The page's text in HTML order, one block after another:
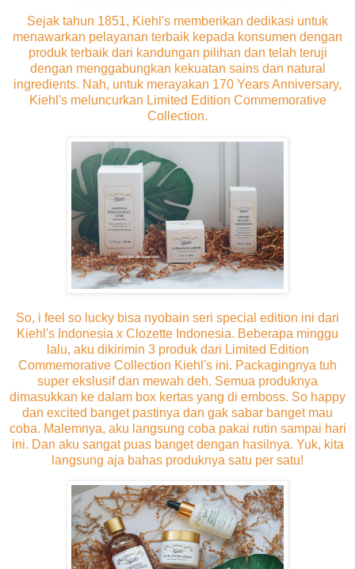
Sejak tahun 1851, Kiehl's memberikan dedikasi untuk
menawarkan pelayanan terbaik kepada konsumen dengan
produk terbaik dari kandungan pilihan dan telah teruji
dengan menggabungkan kekuatan sains dan natural
ingredients. Nah, untuk merayakan 170 Years Anniversary,
Kiehl's meluncurkan Limited Edition Commemorative
Collection.
So, i feel so lucky bisa nyobain seri special edition ini dari
Kiehl's Indonesia x Clozette Indonesia. Beberapa minggu
lalu, aku dikirimin 3 produk dari Limited Edition
Commemorative Collection Kiehl's ini. Packagingnya tuh
super ekslusif dan mewah deh. Semua produknya
dimasukkan ke dalam box kertas yang di emboss. So happy
dan excited banget pastinya dan gak sabar banget mau
coba. Malemnya, aku langsung coba pakai rutin sampai hari
ini. Dan aku sangat puas banget dengan hasilnya. Yuk, kita
langsung aja bahas produknya satu per satu!